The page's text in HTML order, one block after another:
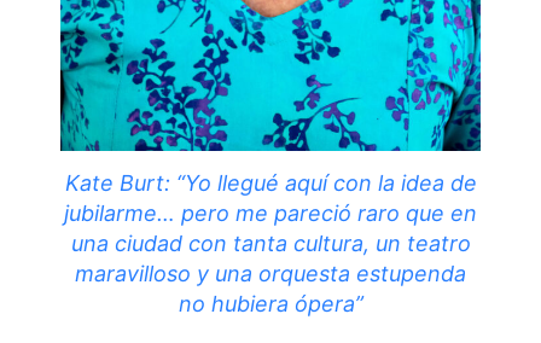
Kate Burt: “Yo llegué aquí con la idea de
jubilarme… pero me pareció raro que en
una ciudad con tanta cultura, un teatro
maravilloso y una orquesta estupenda
no hubiera ópera”